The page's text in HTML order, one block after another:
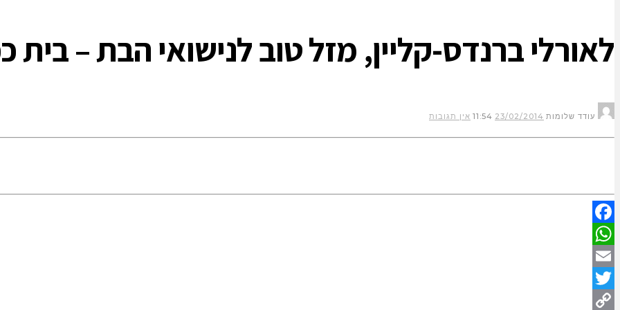
לאורלי ברנדס-קליין, מזל טוב לנישואי הבת – בית
עודד שלומות 23/02/2014
11:54 אין תגובות
Facebook
WhatsApp
Email
Twitter